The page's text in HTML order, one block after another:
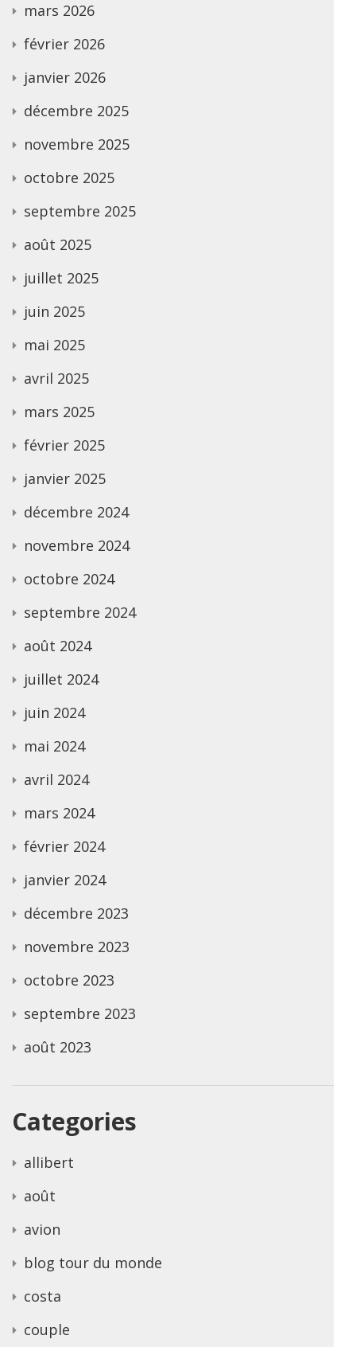
mars 2026
février 2026
janvier 2026
décembre 2025
novembre 2025
octobre 2025
septembre 2025
août 2025
juillet 2025
juin 2025
mai 2025
avril 2025
mars 2025
février 2025
janvier 2025
décembre 2024
novembre 2024
octobre 2024
septembre 2024
août 2024
juillet 2024
juin 2024
mai 2024
avril 2024
mars 2024
février 2024
janvier 2024
décembre 2023
novembre 2023
octobre 2023
septembre 2023
août 2023
Categories
allibert
août
avion
blog tour du monde
costa
couple